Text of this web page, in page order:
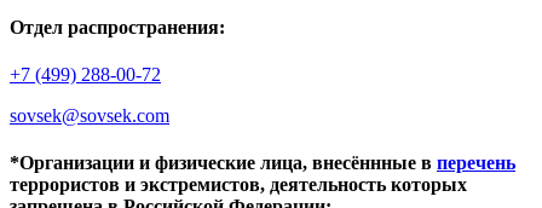
Отдел распространения:
+7 (499) 288-00-72
sovsek@sovsek.com
*Организации и физические лица, внесённные в перечень
террористов и экстремистов, деятельность которых